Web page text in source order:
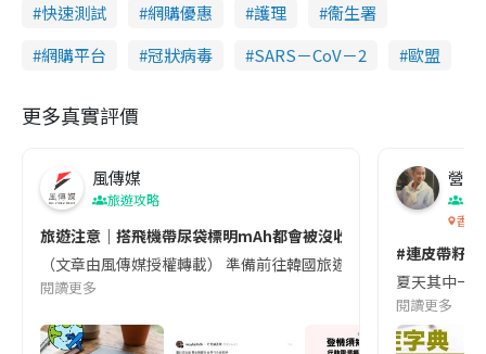
快速測試
網購優惠 護理
衞生署
網購平台
冠狀病毒 SARS－CoV－2 歐盟
更多真實評價
風傳媒
旅遊攻略
旅遊注意｜搭飛機帶尿袋標明mAh都會被沒收😱出發前切記檢查
（文章由風傳媒授權轉載） 準備前往韓國旅遊的民眾，近期要
閱讀更多
營養
香港
#連皮帶籽
夏天其中一
閱讀更多